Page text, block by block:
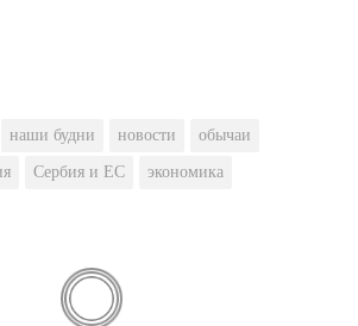
наши будни новости обычаи
Сербия и ЕС экономика